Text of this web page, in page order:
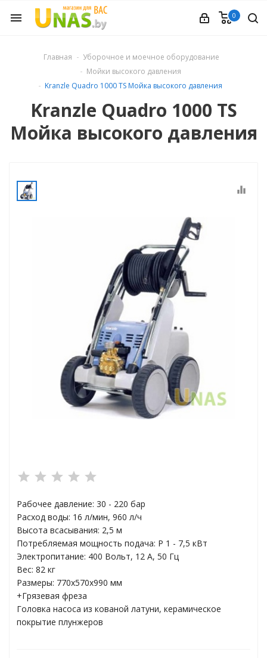
menu 0
Главная
Уборочное и моечное оборудование
Мойки высокого давления
Kranzle Quadro 1000 TS Мойка высокого давления
Kranzle Quadro 1000 TS
Мойка высокого давления
equalizer
Рабочее давление: 30 - 220 бар
Расход воды: 16 л/мин, 960 л/ч
Высота всасывания: 2,5 м
Потребляемая мощность подача: P 1 - 7,5 кВт
Электропитание: 400 Вольт, 12 A, 50 Гц
Вес: 82 кг
Размеры: 770x570x990 мм
+Грязевая фреза
Головка насоса из кованой латуни, керамическое
покрытие плунжеров